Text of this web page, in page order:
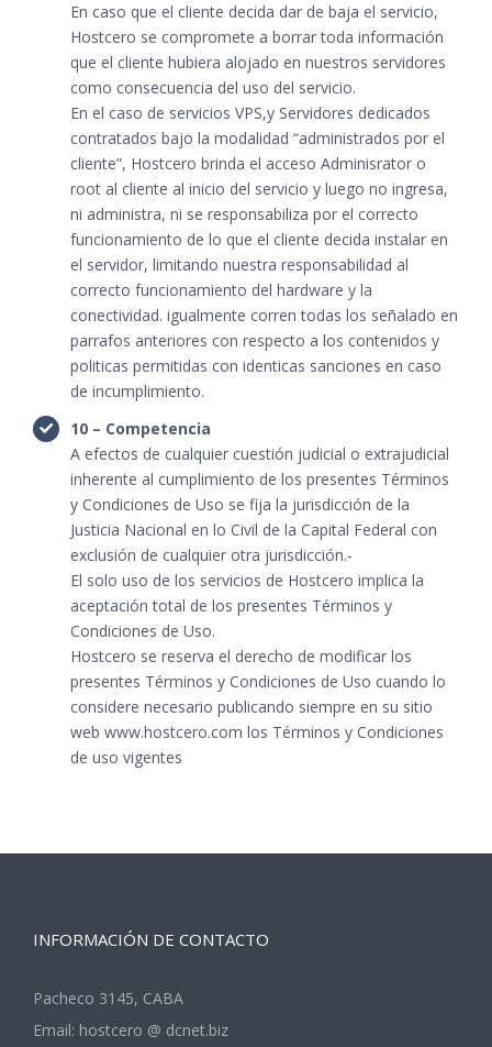
En caso que el cliente decida dar de baja el servicio,
Hostcero se compromete a borrar toda información
que el cliente hubiera alojado en nuestros servidores
como consecuencia del uso del servicio.
En el caso de servicios VPS,y Servidores dedicados
contratados bajo la modalidad “administrados por el
cliente”, Hostcero brinda el acceso Adminisrator o
root al cliente al inicio del servicio y luego no ingresa,
ni administra, ni se responsabiliza por el correcto
funcionamiento de lo que el cliente decida instalar en
el servidor, limitando nuestra responsabilidad al
correcto funcionamiento del hardware y la
conectividad. igualmente corren todas los señalado en
parrafos anteriores con respecto a los contenidos y
politicas permitidas con identicas sanciones en caso
de incumplimiento.
10 – Competencia
A efectos de cualquier cuestión judicial o extrajudicial
inherente al cumplimiento de los presentes Términos
y Condiciones de Uso se fija la jurisdicción de la
Justicia Nacional en lo Civil de la Capital Federal con
exclusión de cualquier otra jurisdicción.-
El solo uso de los servicios de Hostcero implica la
aceptación total de los presentes Términos y
Condiciones de Uso.
Hostcero se reserva el derecho de modificar los
presentes Términos y Condiciones de Uso cuando lo
considere necesario publicando siempre en su sitio
web www.hostcero.com los Términos y Condiciones
de uso vigentes
INFORMACIÓN DE CONTACTO
Pacheco 3145, CABA
Email: hostcero @ dcnet.biz